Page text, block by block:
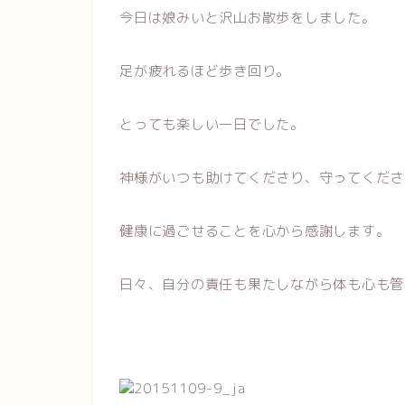
今日は娘みいと沢山お散歩をしました。
足が疲れるほど歩き回り。
とっても楽しい一日でした。
神様がいつも助けてくださり、守ってくださ
健康に過ごせることを心から感謝します。
日々、自分の責任も果たしながら体も心も管